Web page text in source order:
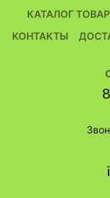
КАТАЛОГ
КОНТАКТЫ